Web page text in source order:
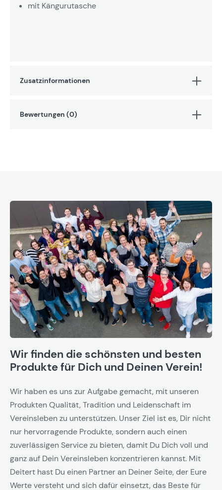
mit Kängurutasche
Zusatzinformationen
Bewertungen (0)
Wir finden die schönsten und besten
Produkte für Dich und Deinen Verein!
Wir haben es uns zur Aufgabe gemacht, mit unseren
Produkten Qualität, Tradition und Leidenschaft im
Vereinsleben zu unterstützen. Unser Ziel ist es, Dir nicht
nur hervorragende Produkte, sondern auch einen
zuverlässigen Service zu bieten, damit Du Dich voll und
ganz auf Dein Vereinsleben konzentrieren kannst. Mit
Deitert hast Du einen Partner an Deiner Seite, der Eure
Werte versteht und sich dafür einsetzt, das Beste für